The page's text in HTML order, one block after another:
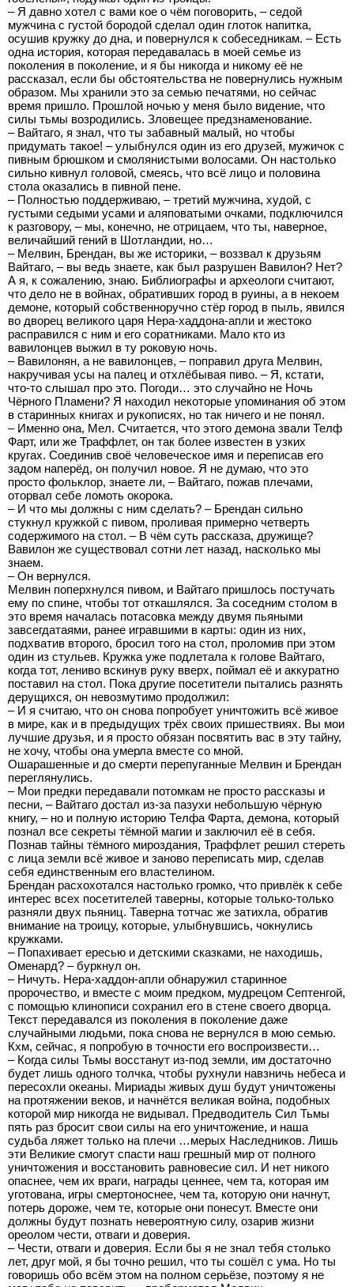
– Я давно хотел с вами кое о чём поговорить, – седой
мужчина с густой бородой сделал один глоток напитка,
осушив кружку до дна, и повернулся к собеседникам. – Есть
одна история, которая передавалась в моей семье из
поколения в поколение, и я бы никогда и никому её не
рассказал, если бы обстоятельства не повернулись нужным
образом. Мы хранили это за семью печатями, но сейчас
время пришло. Прошлой ночью у меня было видение, что
силы тьмы возродились. Зловещее предзнаменование.
– Вайтаго, я знал, что ты забавный малый, но чтобы
придумать такое! – улыбнулся один из его друзей, мужичок с
пивным брюшком и смолянистыми волосами. Он настолько
сильно кивнул головой, смеясь, что всё лицо и половина
стола оказались в пивной пене.
– Полностью поддерживаю, – третий мужчина, худой, с
густыми седыми усами и аляповатыми очками, подключился
к разговору, – мы, конечно, не отрицаем, что ты, наверное,
величайший гений в Шотландии, но…
– Мелвин, Брендан, вы же историки, – воззвал к друзьям
Вайтаго, – вы ведь знаете, как был разрушен Вавилон? Нет?
А я, к сожалению, знаю. Библиографы и археологи считают,
что дело не в войнах, обративших город в руины, а в некоем
демоне, который собственноручно стёр город в пыль, явился
во дворец великого царя Нера-хаддона-апли и жестоко
расправился с ним и его соратниками. Мало кто из
вавилонцев выжил в ту роковую ночь.
– Вавилонян, а не вавилонцев, – поправил друга Мелвин,
накручивая усы на палец и отхлёбывая пиво. – Я, кстати,
что-то слышал про это. Погоди… это случайно не Ночь
Чёрного Пламени? Я находил некоторые упоминания об этом
в старинных книгах и рукописях, но так ничего и не понял.
– Именно она, Мел. Считается, что этого демона звали Телф
Фарт, или же Траффлет, он так более известен в узких
кругах. Соединив своё человеческое имя и переписав его
задом наперёд, он получил новое. Я не думаю, что это
просто фольклор, знаете ли, – Вайтаго, пожав плечами,
оторвал себе ломоть окорока.
– И что мы должны с ним сделать? – Брендан сильно
стукнул кружкой с пивом, проливая примерно четверть
содержимого на стол. – В чём суть рассказа, дружище?
Вавилон же существовал сотни лет назад, насколько мы
знаем.
– Он вернулся.
Мелвин поперхнулся пивом, и Вайтаго пришлось постучать
ему по спине, чтобы тот откашлялся. За соседним столом в
это время началась потасовка между двумя пьяными
завсегдатаями, ранее игравшими в карты: один из них,
подхватив второго, бросил того на стол, проломив при этом
один из стульев. Кружка уже подлетала к голове Вайтаго,
когда тот, лениво вскинув руку вверх, поймал её и аккуратно
поставил на стол. Пока другие посетители пытались разнять
дерущихся, он невозмутимо продолжил:
– И я считаю, что он снова попробует уничтожить всё живое
в мире, как и в предыдущих трёх своих пришествиях. Вы мои
лучшие друзья, и я просто обязан посвятить вас в эту тайну,
не хочу, чтобы она умерла вместе со мной.
Ошарашенные и до смерти перепуганные Мелвин и Брендан
переглянулись.
– Мои предки передавали потомкам не просто рассказы и
песни, – Вайтаго достал из-за пазухи небольшую чёрную
книгу, – но и полную историю Телфа Фарта, демона, который
познал все секреты тёмной магии и заключил её в себя.
Познав тайны тёмного мироздания, Траффлет решил стереть
с лица земли всё живое и заново переписать мир, сделав
себя единственным его властелином.
Брендан расхохотался настолько громко, что привлёк к себе
интерес всех посетителей таверны, которые только-только
разняли двух пьяниц. Таверна тотчас же затихла, обратив
внимание на троицу, которые, улыбнувшись, чокнулись
кружками.
– Попахивает ересью и детскими сказками, не находишь,
Оменард? – буркнул он.
– Ничуть. Нера-хаддон-апли обнаружил старинное
пророчество, и вместе с моим предком, мудрецом Септенгой,
с помощью клинописи сохранил его в стене своего дворца.
Текст передавался из поколения в поколение даже
случайными людьми, пока снова не вернулся в мою семью.
Кхм, сейчас, я попробую в точности его воспроизвести…
– Когда силы Тьмы восстанут из-под земли, им достаточно
будет лишь одного толчка, чтобы рухнули навзничь небеса и
пересохли океаны. Мириады живых душ будут уничтожены
на протяжении веков, и начнётся великая война, подобных
которой мир никогда не видывал. Предводитель Сил Тьмы
пять раз бросит свои силы на его уничтожение, и наша
судьба ляжет только на плечи …мерых Наследников. Лишь
эти Великие смогут спасти наш грешный мир от полного
уничтожения и восстановить равновесие сил. И нет никого
опаснее, чем их враги, награды ценнее, чем та, которая им
уготована, игры смертоноснее, чем та, которую они начнут,
потерь дороже, чем те, которые они понесут. Вместе они
должны будут познать невероятную силу, озарив жизни
ореолом чести, отваги и доверия.
– Чести, отваги и доверия. Если бы я не знал тебя столько
лет, друг мой, я бы точно решил, что ты сошёл с ума. Но ты
говоришь обо всём этом на полном серьёзе, поэтому я не